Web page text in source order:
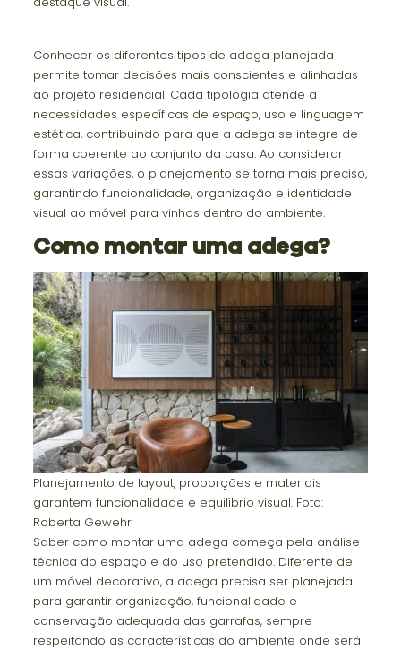
Conhecer os diferentes tipos de adega planejada
permite tomar decisões mais conscientes e alinhadas
ao projeto residencial. Cada tipologia atende a
necessidades específicas de espaço, uso e linguagem
estética, contribuindo para que a adega se integre de
forma coerente ao conjunto da casa. Ao considerar
essas variações, o planejamento se torna mais preciso,
garantindo funcionalidade, organização e identidade
visual ao móvel para vinhos dentro do ambiente.
Como montar uma adega?
Planejamento de layout, proporções e materiais
garantem funcionalidade e equilíbrio visual. Foto:
Roberta Gewehr
Saber como montar uma adega começa pela análise
técnica do espaço e do uso pretendido. Diferente de
um móvel decorativo, a adega precisa ser planejada
para garantir organização, funcionalidade e
conservação adequada das garrafas, sempre
respeitando as características do ambiente onde será